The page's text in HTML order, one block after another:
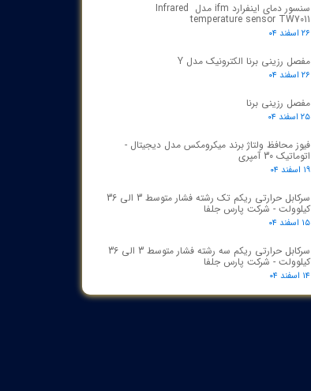
سنسور دمای اینفرارد ifm مدل Infrared
temperature sensor TW7011
۲۶ اسفند ۰۴
مفصل رزینی برنا الکترونیک مدل Y
۲۶ اسفند ۰۴
مفصل رزینی برنا
۲۵ اسفند ۰۴
فیوز محافظ ولتاژ برند میکرومکس مدل دیجیتال -
اتوماتیک 30 آمپری
۱۹ اسفند ۰۴
سرکابل حرارتی ریکم تک رشته فشار متوسط 3 الی 36
کیلوولت - شرکت پارس جلفا
۱۵ اسفند ۰۴
سرکابل حرارتی ریکم سه رشته فشار متوسط 3 الی 36
کیلوولت - شرکت پارس جلفا
۱۴ اسفند ۰۴